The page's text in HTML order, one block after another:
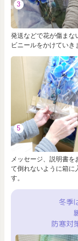
3
発送などで花が傷まな
ビニールをかけていき
5
メッセージ、説明書を
て倒れないように箱に
す。
冬季
防寒対